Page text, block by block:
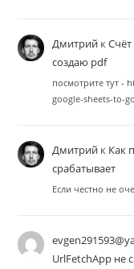
Дмитрийк
создаю pdf
посмотрите тут -
google-sheets-to-
Дмитрийк Как
срабатывает
Если честно не
UrlFetchApp не